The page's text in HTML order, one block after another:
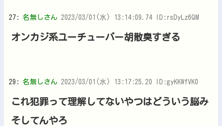
27: 名無しさん 2023/03/01(水) 13:14:09.74 ID:rsDyLz6QM
オンカジ系ユーチューバー胡散臭すぎる
29: 名無しさん 2023/03/01(水) 13:17:25.20 ID:gyKKWfVK0
これ犯罪って理解してないやつはどういう脳み
そしてんやろ